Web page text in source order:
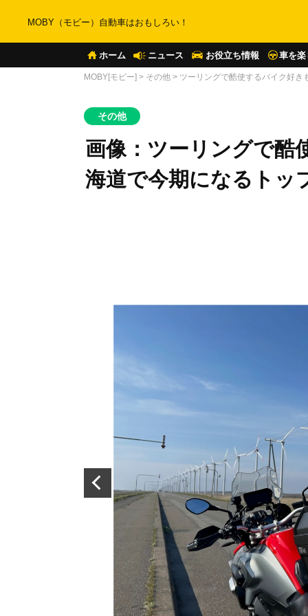
MOBY（モビー）自動車はおもしろい！
ホーム ニュース お役立ち情報 車を楽
MOBY[モビー] > その他 > ツーリングで酷使するバイク好き
その他
画像：ツーリングで酷
海道で今期になるトッ